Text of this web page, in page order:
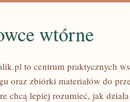
wtórne
to centrum praktycznych
oraz zbiórki materiałów do
chcą lepiej rozumieć, jak